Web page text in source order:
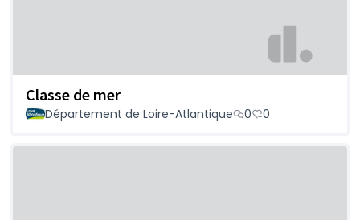
Classe de mer
Département de Loire-Atlantique 0 0